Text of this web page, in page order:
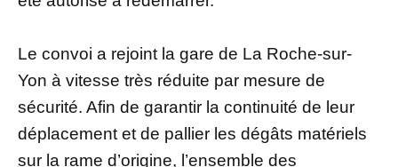
Le convoi a rejoint la gare de La Roche-sur-
Yon à vitesse très réduite par mesure de
sécurité. Afin de garantir la continuité de leur
déplacement et de pallier les dégâts matériels
sur la rame d’origine, l’ensemble des